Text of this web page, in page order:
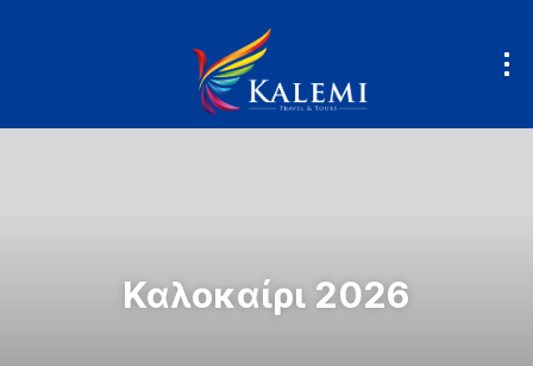
Καλοκαίρι 2026